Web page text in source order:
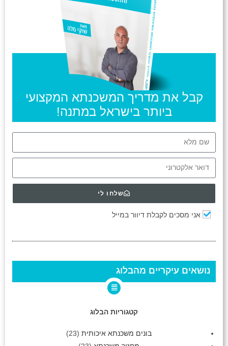
קבל את מדריך המשכנתא המקצועי
ביותר בישראל במתנה!
אני מסכים לקבלת דיוור במייל
שלחו לי
נושאים עיקריים מהבלוג
קטגוריות הבלוג
בונים משכנתא איכותית (23)